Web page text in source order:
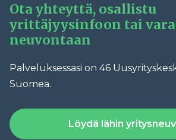
Ota yhteyttä, osallistu
yrittäjyysinfoon tai
neuvontaan
Palveluksessasi on 46
Suomea.
Löydä lähin